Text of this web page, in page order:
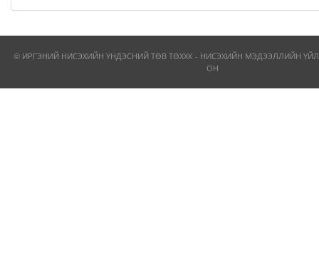
© ИРГЭНИЙ НИСЭХИЙН ҮНДЭСНИЙ ТӨВ ТӨХХК - НИСЭХИЙН МЭДЭЭЛЛИЙН
ОН